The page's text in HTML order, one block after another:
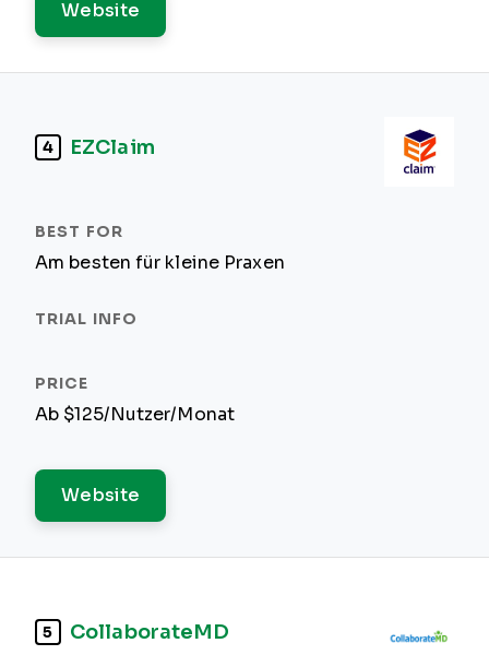
Website
4 EZClaim
Am besten für kleine Praxen
Ab $125/Nutzer/Monat
Website
5 CollaborateMD